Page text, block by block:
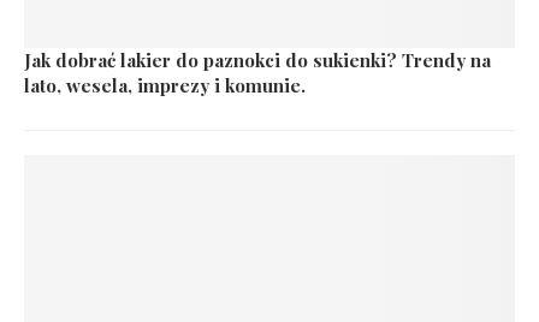
Jak dobrać lakier do paznokci do sukienki? Trendy na
lato, wesela, imprezy i komunie.